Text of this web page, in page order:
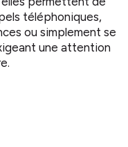
téléphoniques,
ou simplement se
une attention